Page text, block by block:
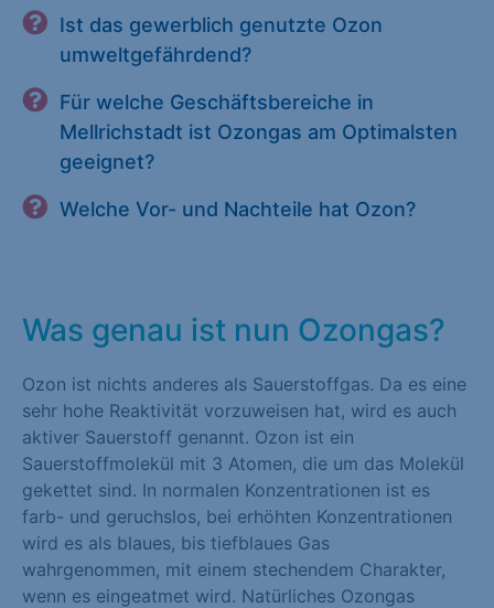
Ist das gewerblich genutzte Ozon
umweltgefährdend?
Für welche Geschäftsbereiche in
Mellrichstadt ist Ozongas am Optimalsten
geeignet?
Welche Vor- und Nachteile hat Ozon?
Was genau ist nun Ozongas?
Ozon ist nichts anderes als Sauerstoffgas. Da es eine
sehr hohe Reaktivität vorzuweisen hat, wird es auch
aktiver Sauerstoff genannt. Ozon ist ein
Sauerstoffmolekül mit 3 Atomen, die um das Molekül
gekettet sind. In normalen Konzentrationen ist es
farb- und geruchslos, bei erhöhten Konzentrationen
wird es als blaues, bis tiefblaues Gas
wahrgenommen, mit einem stechendem Charakter,
wenn es eingeatmet wird. Natürliches Ozongas